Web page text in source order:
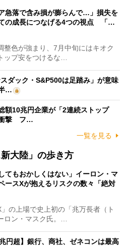
急落で含み損が膨らんで…」損失を
の成長につなげる4つの視点 「…
色が強まり、7月中旬にはキオク
ップ安をつけるな…
スダック・S&P500は足踏み」が意味
…
額10兆円企業が「2連続ストップ
衝撃 フ…
一覧を見る
大陸」の歩き方
てもおかしくはない」イーロン・マ
ースXが抱えるリスクの数々「絶対
の上場で史上初の「兆万長者（ト
ロン・マスク氏。…
円超】銀行、商社、ゼネコンは最高